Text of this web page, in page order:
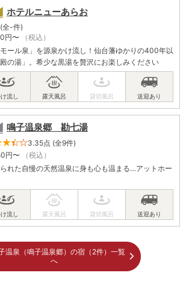
ホテルニューあらお
全-件)
円〜
（税込）
ール泉」を源泉かけ流し！仙台藩ゆかりの400年以
の湯」。希少な黒湯を贅沢にお楽しみください
鳴子温泉郷 勘七湯
3.35点 (全9件)
円〜
（税込）
れた自慢の天然温泉に身も心も温まる…アットホー
温泉（鳴子温泉郷）の宿（2件）一覧
へ